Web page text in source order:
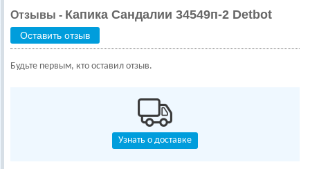
Отзывы - Капика Сандалии 34549п-2 Detbot
Оставить отзыв
Будьте первым, кто оставил отзыв.
Узнать о доставке